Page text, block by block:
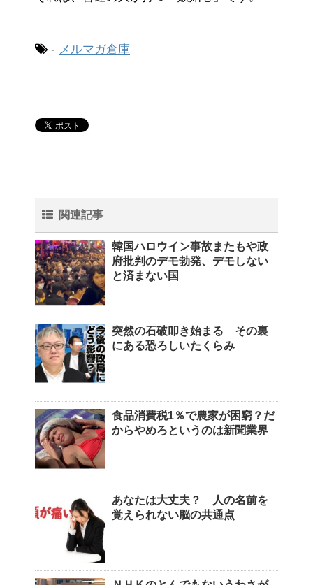
- メルマガ倉庫
関連記事
韓国ハロウイン事故またもや政
府批判のデモ勃発、デモしない
と済まない国
突然の石破叩き始まる その裏
にある恐ろしいたくらみ
食品消費税1％で農家が困窮？だ
からやめろというのは新聞業界
あなたは大丈夫？ 人の名前を
覚えられない脳の共通点